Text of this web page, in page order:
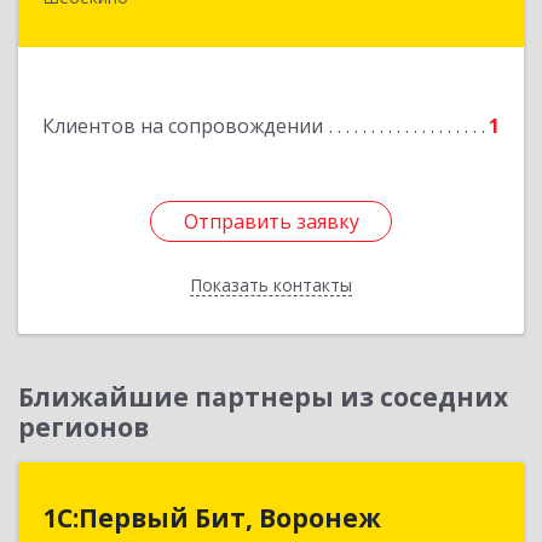
Клиентов на сопровождении 1
Отправить заявку
Показать контакты
Отправить заявку
Назад
Ближайшие партнеры из соседних
регионов
1С:Первый Бит, Воронеж
1С:Первый Бит, Воронеж